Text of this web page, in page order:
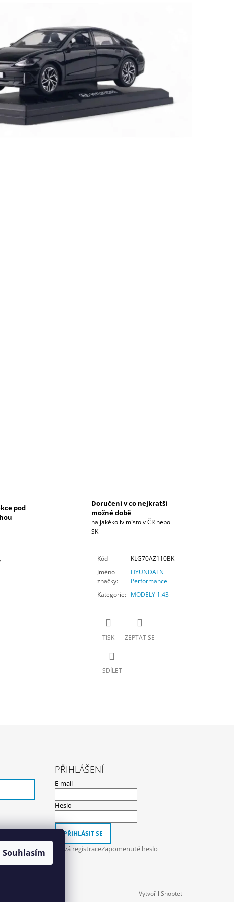
Souhlasím
pod
Doručení v co nejkratší
možné době
na jakékoliv místo v ČR nebo
SK
Kód
KLG70AZ110BK
Jméno
značky:
HYUNDAI N
Performance
Kategorie: MODELY 1:43
TISK ZEPTAT SE
SDÍLET
PŘIHLÁŠENÍ
E-mail
Heslo
PŘIHLÁSIT SE
Nová registraceZapomenuté heslo
Vytvořil Shoptet